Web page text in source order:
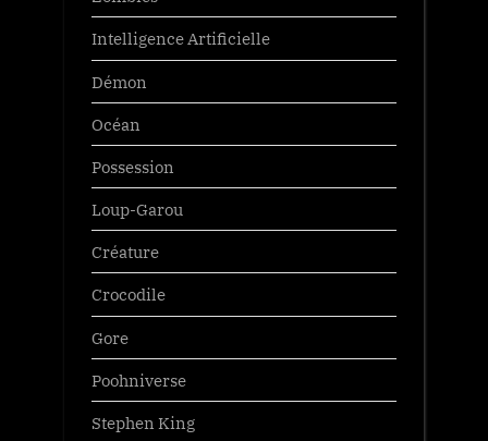
Intelligence Artificielle
Démon
Océan
Possession
Loup-Garou
Créature
Crocodile
Gore
Poohniverse
Stephen King